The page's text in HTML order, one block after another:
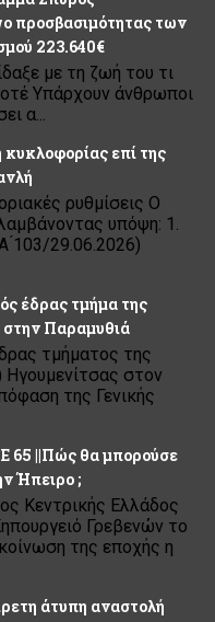
προσβασιμότητας των
223.640€
με τη ζωή του τι
Υπάρχουν άνθρωποι
α...
επί της
ρυθμίσεις Ο
υπόψη: 1.
́103/29.06.2026)
έδρας τμήμα της
Παραμυθιά
τμήματος της
Ηγουμενίτσας στον
της Γενικής
65 ||Πώς θα μπορούσε
Ήπειρο ;
Κεντρικής Ελλάδος
Γρεβενών το
της εποχής η
άτυπη αναστολή